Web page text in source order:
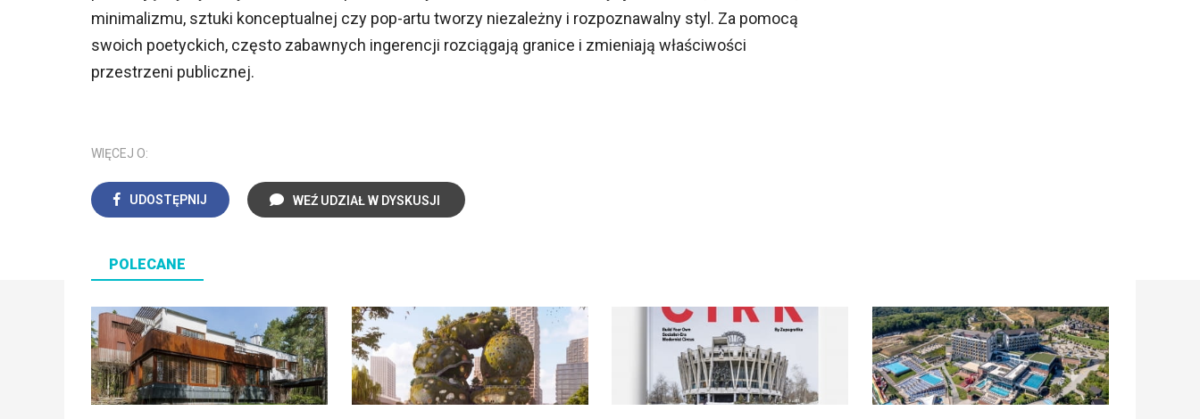
minimalizmu, sztuki konceptualnej czy pop-artu tworzy niezależny i rozpoznawalny styl. Za pomocą
swoich poetyckich, często zabawnych ingerencji rozciągają granice i zmieniają właściwości
przestrzeni publicznej.
WIĘCEJ O:
UDOSTĘPNIJ WEŹ UDZIAŁ W DYSKUSJI
POLECANE